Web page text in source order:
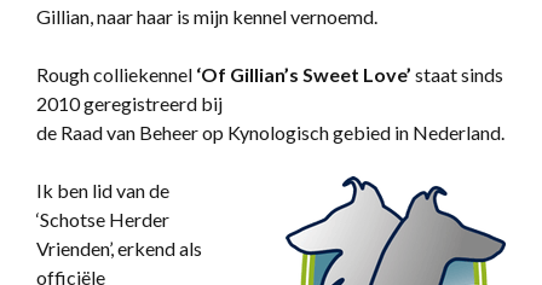
Gillian, naar haar is mijn kennel vernoemd.
Rough colliekennel ‘Of Gillian’s Sweet Love’ staat sinds
2010 geregistreerd bij
de Raad van Beheer op Kynologisch gebied in Nederland.
Ik ben lid van de
‘Schotse Herder
Vrienden’, erkend als
officiële